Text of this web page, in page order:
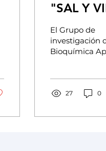
"SAL Y
DE
El Grupo de
investigación
Bioquímica
Altamira que
27 0